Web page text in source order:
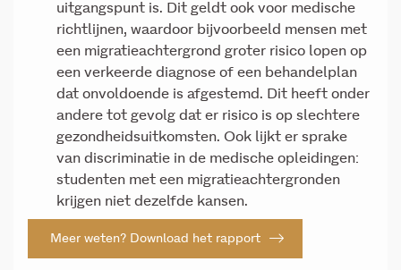
uitgangspunt is. Dit geldt ook voor medische
richtlijnen, waardoor bijvoorbeeld mensen met
een migratieachtergrond groter risico lopen op
een verkeerde diagnose of een behandelplan
dat onvoldoende is afgestemd. Dit heeft onder
andere tot gevolg dat er risico is op slechtere
gezondheidsuitkomsten. Ook lijkt er sprake
van discriminatie in de medische opleidingen:
studenten met een migratieachtergronden
krijgen niet dezelfde kansen.
Meer weten? Download het rapport